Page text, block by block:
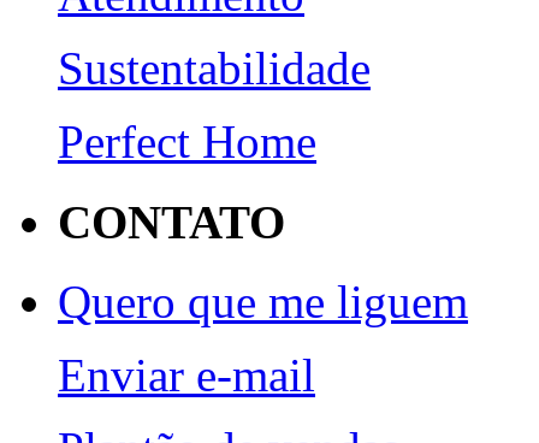
Sustentabilidade
Perfect Home
CONTATO
Quero que me liguem
Enviar e-mail